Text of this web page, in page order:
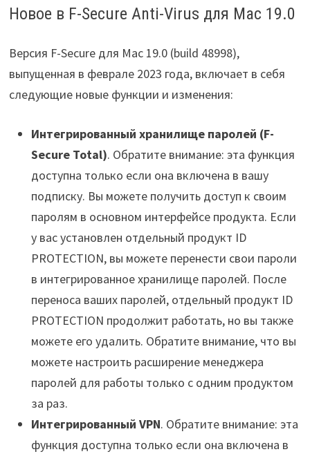
Новое в F-Secure Anti-Virus для Mac 19.0
Версия F-Secure для Mac 19.0 (build 48998),
выпущенная в феврале 2023 года, включает в себя
следующие новые функции и изменения:
Интегрированный хранилище паролей (F-
Secure Total). Обратите внимание: эта функция
доступна только если она включена в вашу
подписку. Вы можете получить доступ к своим
паролям в основном интерфейсе продукта. Если
у вас установлен отдельный продукт ID
PROTECTION, вы можете перенести свои пароли
в интегрированное хранилище паролей. После
переноса ваших паролей, отдельный продукт ID
PROTECTION продолжит работать, но вы также
можете его удалить. Обратите внимание, что вы
можете настроить расширение менеджера
паролей для работы только с одним продуктом
за раз.
Интегрированный VPN. Обратите внимание: эта
функция доступна только если она включена в